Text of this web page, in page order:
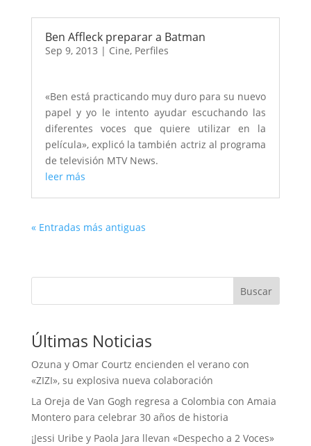
Ben Affleck preparar a Batman
Sep 9, 2013 | Cine, Perfiles
«Ben está practicando muy duro para su nuevo
papel y yo le intento ayudar escuchando las
diferentes voces que quiere utilizar en la
película», explicó la también actriz al programa
de televisión MTV News.
leer más
« Entradas más antiguas
Buscar
Últimas Noticias
Ozuna y Omar Courtz encienden el verano con
«ZIZI», su explosiva nueva colaboración
La Oreja de Van Gogh regresa a Colombia con Amaia
Montero para celebrar 30 años de historia
¡Jessi Uribe y Paola Jara llevan «Despecho a 2 Voces»